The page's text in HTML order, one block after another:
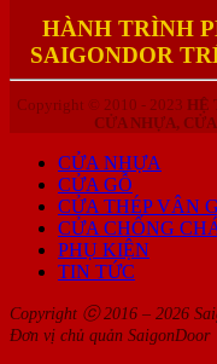
HÀNH TRÌNH
SAIGONDOR
Copyright © 2010 - 2023 HỆ
CỬA NHỰA,
CỬA NHỰA
CỬA GỖ
CỬA THÉP VÂN
CỬA CHỐNG
PHỤ KIỆN
TIN TỨC
Copyright ⓒ 2016 – 2026
Đơn vị chủ quản SaigonDoor